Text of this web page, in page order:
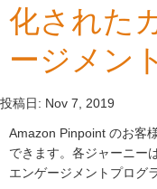
化された
ージメン
投稿日: Nov 7, 2019
Amazon Pinpoint のお客
できます。各ジャーニー
エンゲージメントプログ